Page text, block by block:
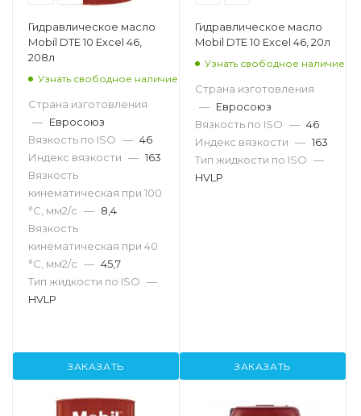
Гидравлическое масло
Mobil DTE 10 Excel 46,
208л
Узнать свободное наличие
Страна изготовления
— Евросоюз
Вязкость по ISO — 46
Индекс вязкости — 163
Вязкость
кинематическая при 100
°С, мм2/с — 8,4
Вязкость
кинематическая при 40
°С, мм2/с — 45,7
Тип жидкости по ISO —
HVLP
ЗАКАЗАТЬ
Гидравлическое масло
Mobil DTE 10 Excel 46, 20л
Узнать свободное наличие
Страна изготовления
— Евросоюз
Вязкость по ISO — 46
Индекс вязкости — 163
Тип жидкости по ISO —
HVLP
ЗАКАЗАТЬ